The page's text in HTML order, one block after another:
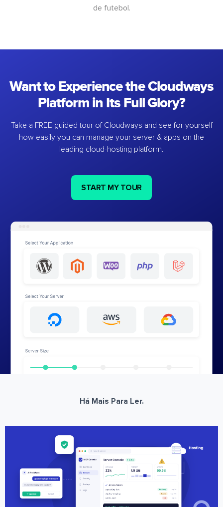
de futebol.
Want to Experience the Cloudways
Platform in Its Full Glory?
Take a FREE guided tour of Cloudways and see for yourself
how easily you can manage your server & apps on the
leading cloud-hosting platform.
START MY TOUR
Há Mais Para Ler.